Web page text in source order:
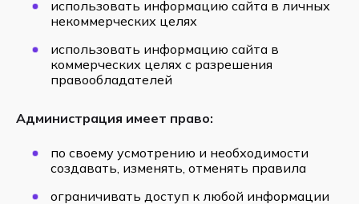
использовать информацию сайта в личных
некоммерческих целях
использовать информацию сайта в
коммерческих целях с разрешения
правообладателей
Администрация имеет право:
по своему усмотрению и необходимости
создавать, изменять, отменять правила
ограничивать доступ к любой информации